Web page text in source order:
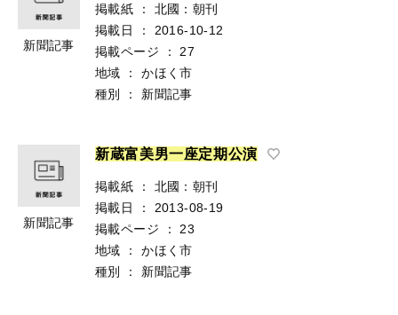
新聞記事
掲載紙 ：
北國：朝刊
掲載日
：
2016-10-12
掲載ページ
：
27
地域
：
かほく市
種別
： 新聞記事
新聞記事
新蔵富美男一座定期公演
掲載紙 ：
北國：朝刊
掲載日
：
2013-08-19
掲載ページ
：
23
地域
：
かほく市
種別
： 新聞記事